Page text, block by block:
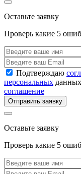
Оставьте заявку
Проверь какие 5
Подтверждаю
персональных
соглашение
Отправить заявку
Оставьте заявку
Проверь какие 5